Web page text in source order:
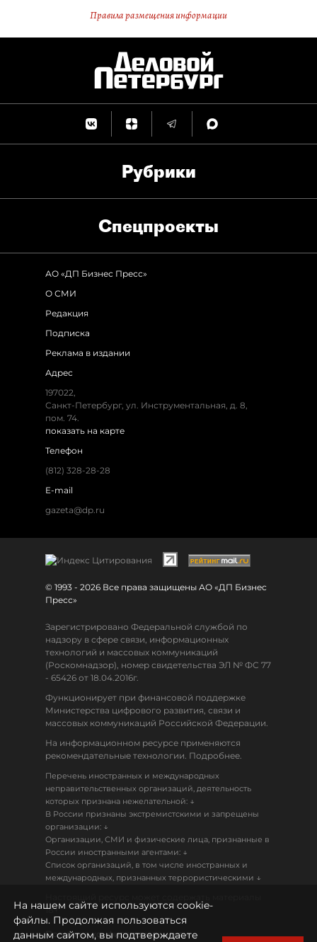
Правила размещения информации
Рубрики
Спец­проекты
АО «ДП Бизнес Пресс»
О СМИ
Редакция
Подписка
Реклама в издании
Адрес
197022,
Санкт-Петербург, ул. Инструментальная, д. 8,
пом. 74.
показать на карте
Телефон
(812) 328-28-28
E-mail
gazeta@dp.ru
© 1993 - 2026 Все права защищены АО «ДП Бизнес
Пресс»
Зарегистрировано Федеральной службой по
надзору в сфере связи, информационных
технологий и массовых коммуникаций
(Роскомнадзор), номер свидетельства ЭЛ № ФС 77
- 65426 от 18.04.2016г.
Функционирует при финансовой поддержке
Министерства цифрового развития, связи и
массовых коммуникаций Российской Федерации.
На информационном ресурсе применяются
рекомендательные технологии. Подробнее.
Перечень иностранных и международных
неправительственных организаций, деятельность
которых признана нежелательной: ↓
В России признаны экстремистскими и запрещены
организации: ↓
Организации, СМИ и физические лица, признанные в
России иностранными агентами: ↓
Список организаций, в том числе иностранных и
международных, признанных террористическими ↓
18+
Политика конфиденциальности
На нашем сайте используются cookie-
файлы. Продолжая пользоваться
данным сайтом, вы подтверждаете